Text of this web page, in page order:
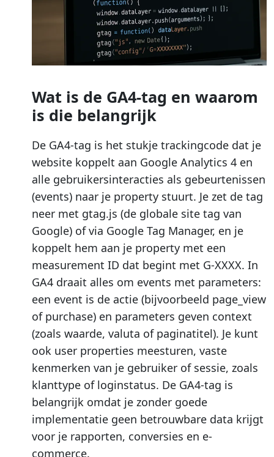
Wat is de GA4-tag en waarom
is die belangrijk
De GA4-tag is het stukje trackingcode dat je
website koppelt aan Google Analytics 4 en
alle gebruikersinteracties als gebeurtenissen
(events) naar je property stuurt. Je zet de tag
neer met gtag.js (de globale site tag van
Google) of via Google Tag Manager, en je
koppelt hem aan je property met een
measurement ID dat begint met G-XXXX. In
GA4 draait alles om events met parameters:
een event is de actie (bijvoorbeeld page_view
of purchase) en parameters geven context
(zoals waarde, valuta of paginatitel). Je kunt
ook user properties meesturen, vaste
kenmerken van je gebruiker of sessie, zoals
klanttype of loginstatus. De GA4-tag is
belangrijk omdat je zonder goede
implementatie geen betrouwbare data krijgt
voor je rapporten, conversies en e-
commerce.